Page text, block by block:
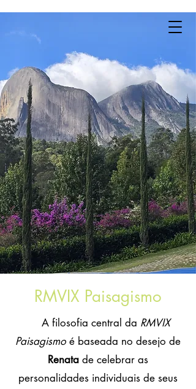
RMVIX Paisagismo
Renata Machado
RMVIX Paisagismo
A filosofia central da RMVIX
Paisagismo é baseada no desejo de
Renata de celebrar as
personalidades individuais de seus
Entre em contato